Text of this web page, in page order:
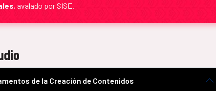
, avalado por SISE.
de la Creación de Contenidos